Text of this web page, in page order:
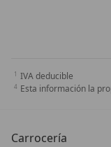
IVA deducible
Esta información la
Carrocería